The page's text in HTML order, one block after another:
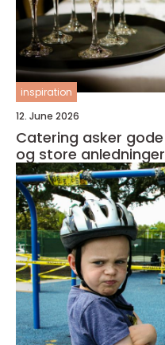
inspiration
12. June 2026
Catering asker gode matopplevelser til små
og store anledninger